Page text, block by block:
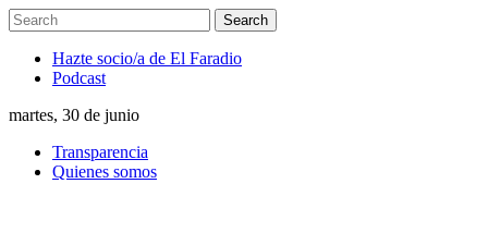
Hazte socio/a de El Faradio
Podcast
martes, 30 de junio
Transparencia
Quienes somos